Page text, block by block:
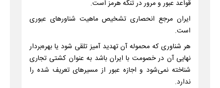
قواعد عبور و مرور در تنگه هرمز است.
ایران مرجع انحصاری تشخیص ماهیت شناورهای عبوری
است.
هر شناوری که محموله آن تهدید آمیز تلقی شود یا بهره‌بردار
نهایی آن در خصومت با ایران باشد به عنوان کشتی تجاری
شناخته نمی‌شود و اجازه عبور از مسیرهای تعریف شده را
ندارد.